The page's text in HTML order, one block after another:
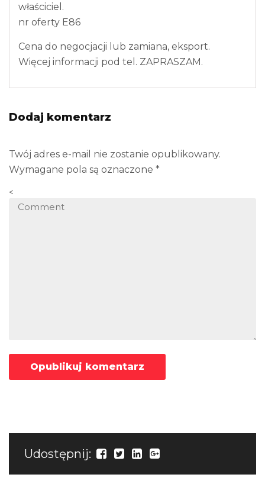
właściciel.
nr oferty E86
Cena do negocjacji lub zamiana, eksport.
Więcej informacji pod tel. ZAPRASZAM.
Dodaj komentarz
Twój adres e-mail nie zostanie opublikowany.
Wymagane pola są oznaczone *
<
Udostępnij: